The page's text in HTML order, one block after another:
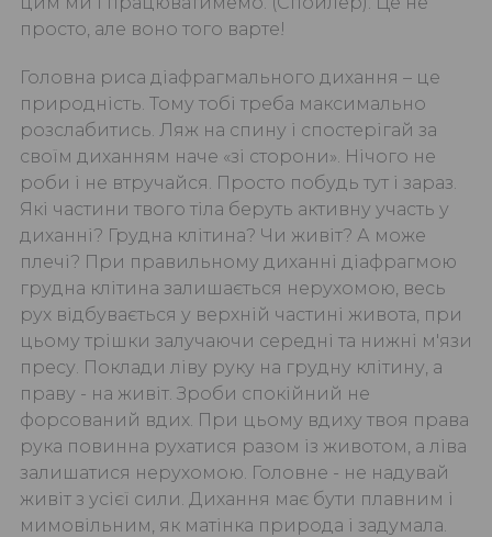
просто, але воно того варте!
Головна риса діафрагмального дихання – це
природність. Тому тобі треба максимально
розслабитись. Ляж на спину і спостерігай за
своїм диханням наче «зі сторони». Нічого не
роби і не втручайся. Просто побудь тут і зараз.
Які частини твого тіла беруть активну участь у
диханні? Грудна клітина? Чи живіт? А може
плечі? При правильному диханні діафрагмою
грудна клітина залишається нерухомою, весь
рух відбувається у верхній частині живота, при
цьому трішки залучаючи середні та нижні м'язи
пресу. Поклади ліву руку на грудну клітину, а
праву - на живіт. Зроби спокійний не
форсований вдих. При цьому вдиху твоя права
рука повинна рухатися разом із животом, а ліва
залишатися нерухомою. Головне - не надувай
живіт з усієї сили. Дихання має бути плавним і
мимовільним, як матінка природа і задумала.